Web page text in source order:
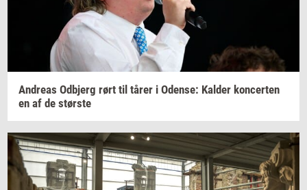
An­dreas Od­b­jerg rørt til tårer i Oden­se: Kal­der kon­cer­ten
en af de stør­ste